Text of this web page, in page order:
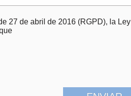
27 de abril de 2016 (RGPD), la Ley